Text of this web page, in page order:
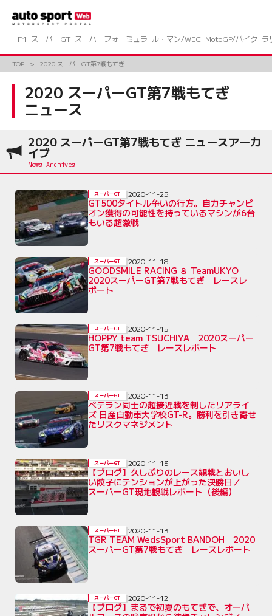
ツ
ス
F1 スーパーGT スーパーフォーミュラ ル・マン/WEC MotoGP/バイク ラ
TOP 2020 スーパーGT第7戦もてぎ
2020 スーパーGT第7戦もてぎ
ニュース
2020 スーパーGT第7戦もてぎ ニュースアーカ
イブ
GT500タイトル争いの行方。自力チャンピ
オン獲得の可能性を持っているマシンが6台
もいる超激戦
スーパーGT 2020-11-25
GOODSMILE RACING ＆ TeamUKYO
2020スーパーGT第7戦もてぎ レースレ
ポート
スーパーGT 2020-11-18
HOPPY team TSUCHIYA 2020スーパー
GT第7戦もてぎ レースレポート
スーパーGT 2020-11-15
ベテラン同士の超接近戦を制したリアライ
ズ 日産自動車大学校GT-R。勝利を引き寄せ
たリスクマネジメント
スーパーGT 2020-11-13
【ブログ】久しぶりのレース観戦とおいし
い餃子にテンションが上がった決勝日／
スーパーGT現地観戦レポート（後編）
スーパーGT 2020-11-13
TGR TEAM WedsSport BANDOH 2020
スーパーGT第7戦もてぎ レースレポート
スーパーGT 2020-11-13
【ブログ】まるで初夏のもてぎで、オーバ
スーパーGT 2020-11-12